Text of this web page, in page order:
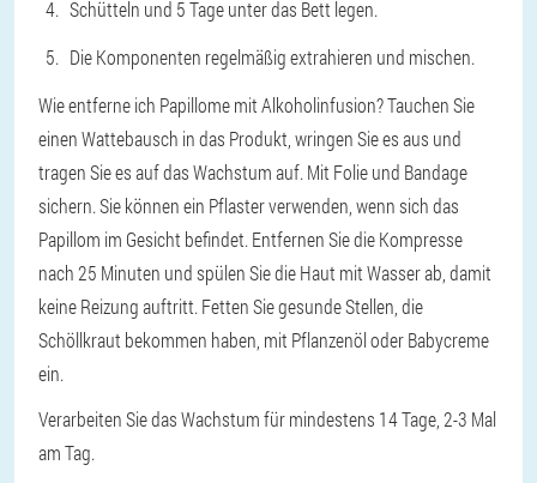
Schütteln und 5 Tage unter das Bett legen.
Die Komponenten regelmäßig extrahieren und mischen.
Wie entferne ich Papillome mit Alkoholinfusion? Tauchen Sie
einen Wattebausch in das Produkt, wringen Sie es aus und
tragen Sie es auf das Wachstum auf. Mit Folie und Bandage
sichern. Sie können ein Pflaster verwenden, wenn sich das
Papillom im Gesicht befindet. Entfernen Sie die Kompresse
nach 25 Minuten und spülen Sie die Haut mit Wasser ab, damit
keine Reizung auftritt. Fetten Sie gesunde Stellen, die
Schöllkraut bekommen haben, mit Pflanzenöl oder Babycreme
ein.
Verarbeiten Sie das Wachstum für mindestens 14 Tage, 2-3 Mal
am Tag.